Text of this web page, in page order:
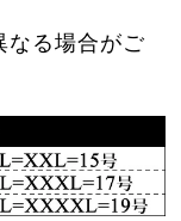
なる場合がご